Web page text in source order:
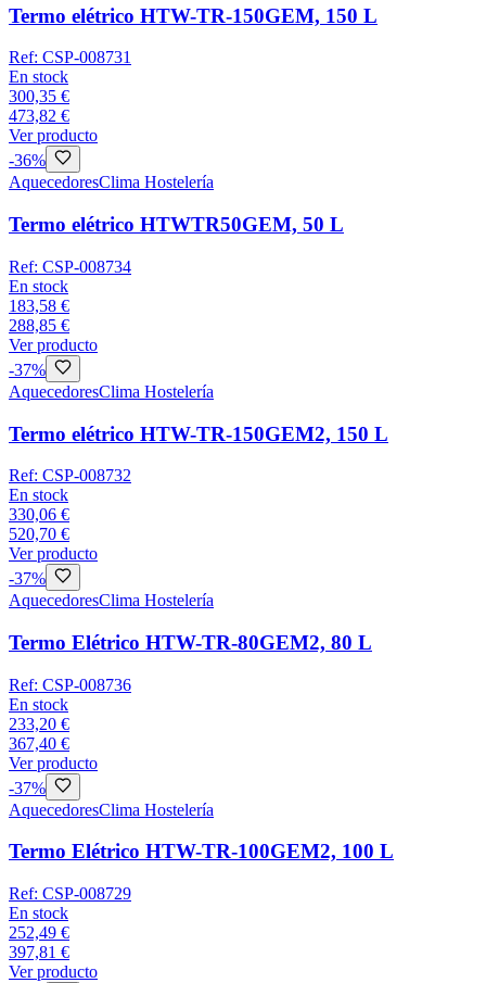
Termo elétrico HTW-TR-150GEM, 150 L
Ref: CSP-008731
En stock
300,35 €
473,82 €
Ver producto
-36%
AquecedoresClima Hostelería
Termo elétrico HTWTR50GEM, 50 L
Ref: CSP-008734
En stock
183,58 €
288,85 €
Ver producto
-37%
AquecedoresClima Hostelería
Termo elétrico HTW-TR-150GEM2, 150 L
Ref: CSP-008732
En stock
330,06 €
520,70 €
Ver producto
-37%
AquecedoresClima Hostelería
Termo Elétrico HTW-TR-80GEM2, 80 L
Ref: CSP-008736
En stock
233,20 €
367,40 €
Ver producto
-37%
AquecedoresClima Hostelería
Termo Elétrico HTW-TR-100GEM2, 100 L
Ref: CSP-008729
En stock
252,49 €
397,81 €
Ver producto